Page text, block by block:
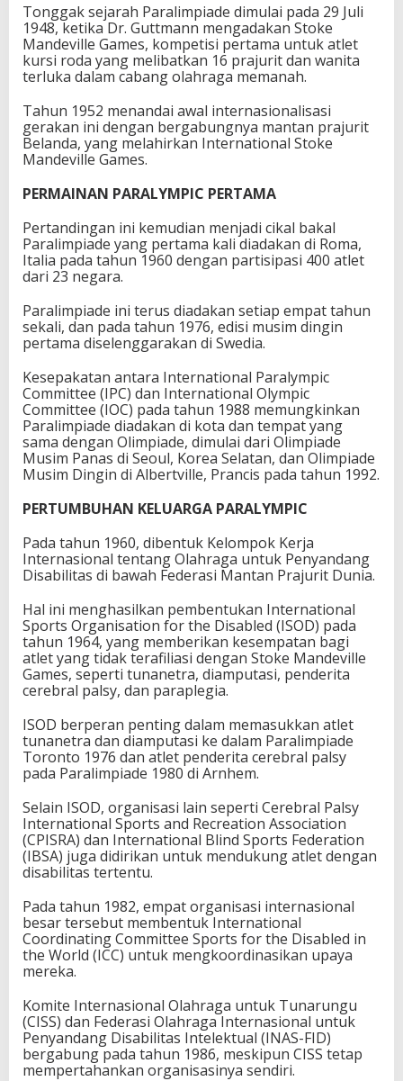
Tonggak sejarah Paralimpiade dimulai pada 29 Juli
1948, ketika Dr. Guttmann mengadakan Stoke
Mandeville Games, kompetisi pertama untuk atlet
kursi roda yang melibatkan 16 prajurit dan wanita
terluka dalam cabang olahraga memanah.
Tahun 1952 menandai awal internasionalisasi
gerakan ini dengan bergabungnya mantan prajurit
Belanda, yang melahirkan International Stoke
Mandeville Games.
PERMAINAN PARALYMPIC PERTAMA
Pertandingan ini kemudian menjadi cikal bakal
Paralimpiade yang pertama kali diadakan di Roma,
Italia pada tahun 1960 dengan partisipasi 400 atlet
dari 23 negara.
Paralimpiade ini terus diadakan setiap empat tahun
sekali, dan pada tahun 1976, edisi musim dingin
pertama diselenggarakan di Swedia.
Kesepakatan antara International Paralympic
Committee (IPC) dan International Olympic
Committee (IOC) pada tahun 1988 memungkinkan
Paralimpiade diadakan di kota dan tempat yang
sama dengan Olimpiade, dimulai dari Olimpiade
Musim Panas di Seoul, Korea Selatan, dan Olimpiade
Musim Dingin di Albertville, Prancis pada tahun 1992.
PERTUMBUHAN KELUARGA PARALYMPIC
Pada tahun 1960, dibentuk Kelompok Kerja
Internasional tentang Olahraga untuk Penyandang
Disabilitas di bawah Federasi Mantan Prajurit Dunia.
Hal ini menghasilkan pembentukan International
Sports Organisation for the Disabled (ISOD) pada
tahun 1964, yang memberikan kesempatan bagi
atlet yang tidak terafiliasi dengan Stoke Mandeville
Games, seperti tunanetra, diamputasi, penderita
cerebral palsy, dan paraplegia.
ISOD berperan penting dalam memasukkan atlet
tunanetra dan diamputasi ke dalam Paralimpiade
Toronto 1976 dan atlet penderita cerebral palsy
pada Paralimpiade 1980 di Arnhem.
Selain ISOD, organisasi lain seperti Cerebral Palsy
International Sports and Recreation Association
(CPISRA) dan International Blind Sports Federation
(IBSA) juga didirikan untuk mendukung atlet dengan
disabilitas tertentu.
Pada tahun 1982, empat organisasi internasional
besar tersebut membentuk International
Coordinating Committee Sports for the Disabled in
the World (ICC) untuk mengkoordinasikan upaya
mereka.
Komite Internasional Olahraga untuk Tunarungu
(CISS) dan Federasi Olahraga Internasional untuk
Penyandang Disabilitas Intelektual (INAS-FID)
bergabung pada tahun 1986, meskipun CISS tetap
mempertahankan organisasinya sendiri.